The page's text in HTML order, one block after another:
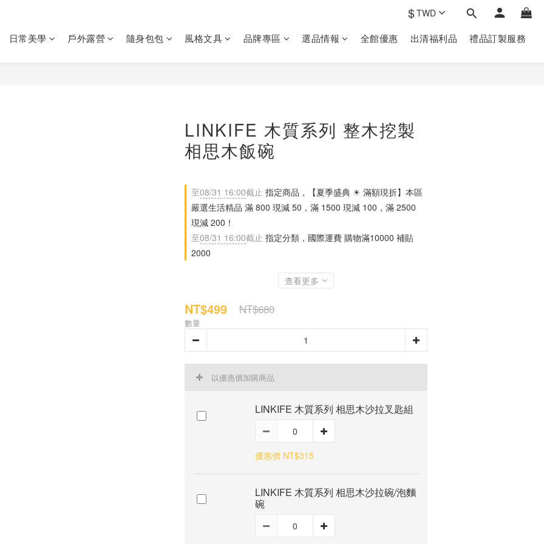
$TWD
日常美學 戶外露營 隨身包包 風格文具 品牌專區 選品情報 全館優惠 出清福利品 禮品訂製‎服務
LINKIFE 木質系列 整木挖製
相思木飯碗
至08/31 16:00截止 指定商品，【夏季盛典 ☀ 滿額現折】本區
嚴選生活精品 滿 800 現減 50，滿 1500 現減 100，滿 2500
現減 200！
至08/31 16:00截止 指定分類，國際運費 購物滿10000 補貼
2000
查看更多
NT$499 NT$680
數量
以優惠價加購商品
LINKIFE 木質系列 相思木沙拉叉匙組
優惠價 NT$315
LINKIFE 木質系列 相思木沙拉碗/泡麵
碗